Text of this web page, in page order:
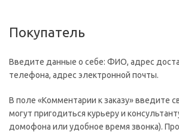
Покупатель
Введите данные о себе: ФИО, адрес
телефона, адрес электронной почты.
В поле «Комментарии к заказу» введите
могут пригодиться курьеру и
домофона или удобное время звонка).